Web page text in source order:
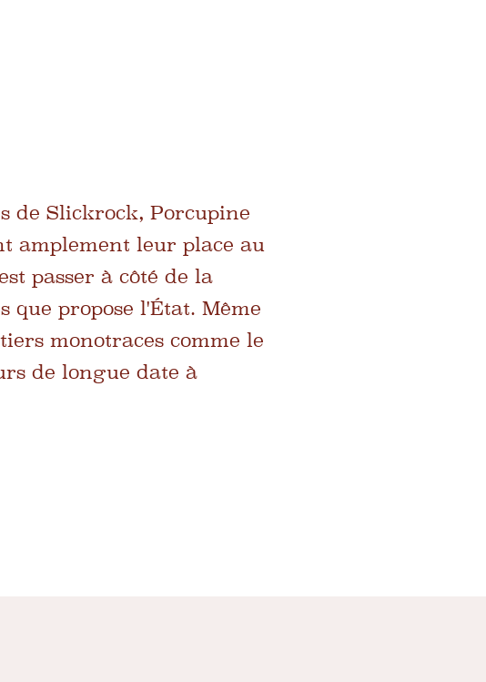
de Slickrock, Porcupine
amplement leur place au
passer à côté de la
que propose l'État. Même
monotraces comme le
de longue date à